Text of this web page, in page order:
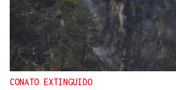
CONATO EXTINGUIDO